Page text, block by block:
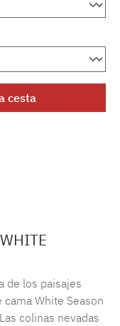
la
cesta
de los paisajes
White Season
colinas nevadas